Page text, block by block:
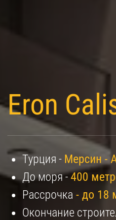
Eron
Турция - Мерсин -
До моря -400
Рассрочка - до 18
Окончание